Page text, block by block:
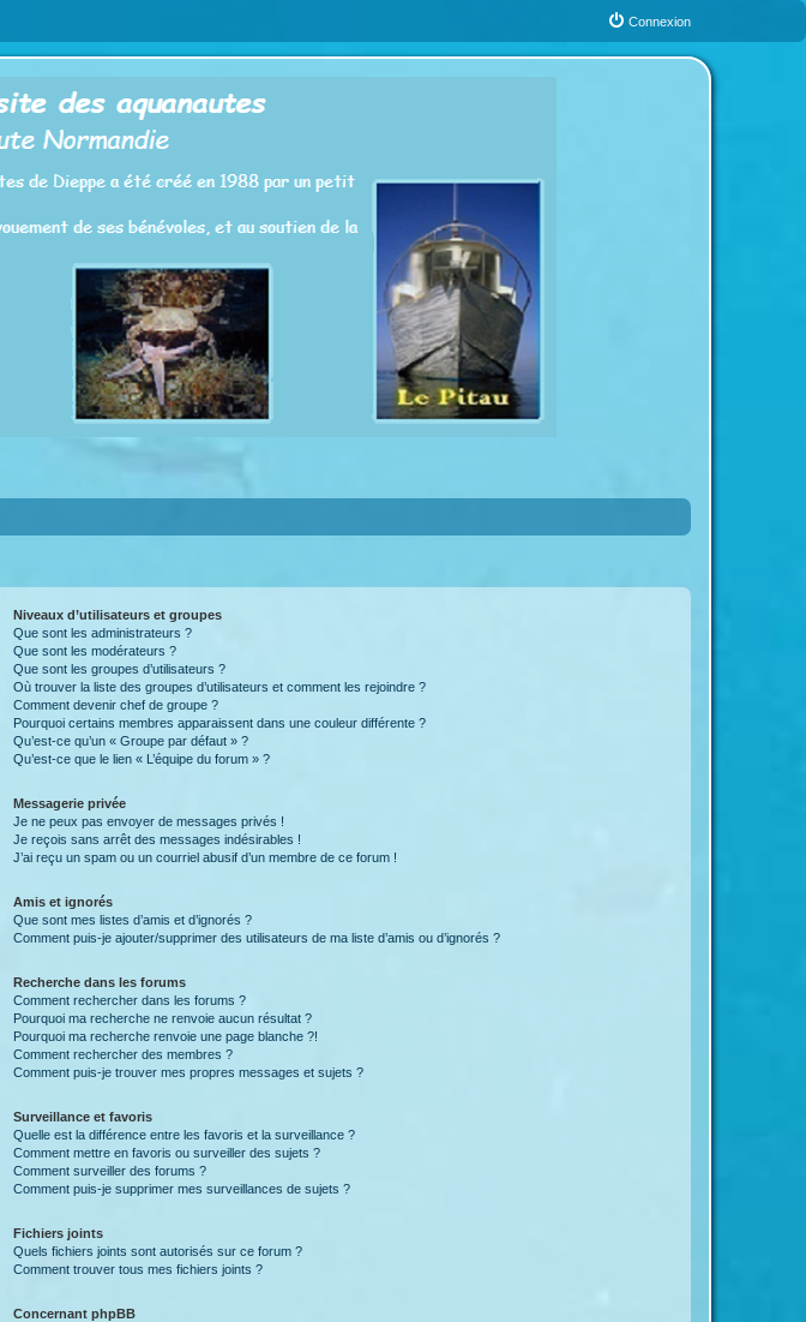
Connexion
Niveaux d’utilisateurs et groupes
Que sont les administrateurs ?
Que sont les modérateurs ?
Que sont les groupes d’utilisateurs ?
Où trouver la liste des groupes d’utilisateurs et comment les rejoindre ?
Comment devenir chef de groupe ?
Pourquoi certains membres apparaissent dans une couleur différente ?
Qu’est-ce qu’un « Groupe par défaut » ?
Qu’est-ce que le lien « L’équipe du forum » ?
Messagerie privée
Je ne peux pas envoyer de messages privés !
Je reçois sans arrêt des messages indésirables !
J’ai reçu un spam ou un courriel abusif d’un membre de ce forum !
Amis et ignorés
Que sont mes listes d’amis et d’ignorés ?
Comment puis-je ajouter/supprimer des utilisateurs de ma liste d’amis ou d’ignorés ?
Recherche dans les forums
Comment rechercher dans les forums ?
Pourquoi ma recherche ne renvoie aucun résultat ?
Pourquoi ma recherche renvoie une page blanche ?!
Comment rechercher des membres ?
Comment puis-je trouver mes propres messages et sujets ?
Surveillance et favoris
Quelle est la différence entre les favoris et la surveillance ?
Comment mettre en favoris ou surveiller des sujets ?
Comment surveiller des forums ?
Comment puis-je supprimer mes surveillances de sujets ?
Fichiers joints
Quels fichiers joints sont autorisés sur ce forum ?
Comment trouver tous mes fichiers joints ?
Concernant phpBB